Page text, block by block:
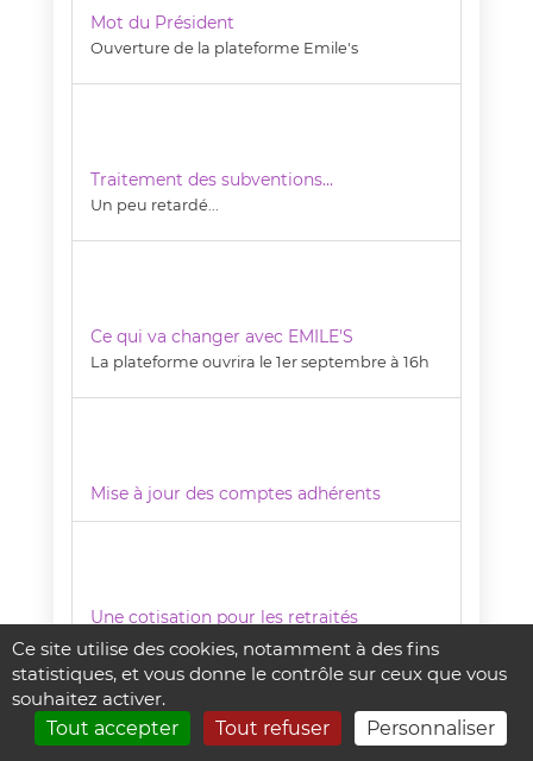
Mot du Président
Ouverture de la plateforme Emile's
Traitement des subventions...
Un peu retardé...
Ce qui va changer avec EMILE'S
La plateforme ouvrira le 1er septembre à 16h
Mise à jour des comptes adhérents
Une cotisation pour les retraités
En janvier 2026
Ce site utilise des cookies, notamment à des fins
statistiques, et vous donne le contrôle sur ceux que vous
souhaitez activer.
Tout accepter
Tout refuser Personnaliser